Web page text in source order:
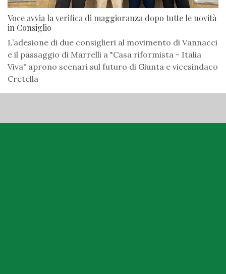
Voce avvia la verifica di maggioranza dopo tutte le novità
in Consiglio
L’adesione di due consiglieri al movimento di Vannacci
e il passaggio di Marrelli a "Casa riformista - Italia
Viva" aprono scenari sul futuro di Giunta e vicesindaco
Cretella